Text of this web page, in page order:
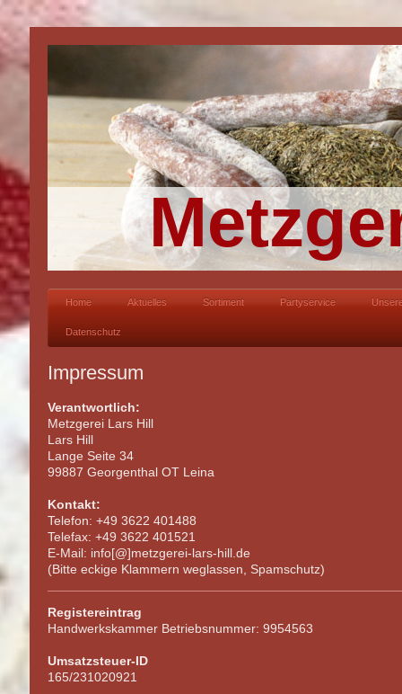
Home Aktuelles Sortiment Partyservice
Datenschutz
Impressum
Verantwortlich:
Metzgerei Lars Hill
Lars Hill
Lange Seite 34
99887 Georgenthal OT Leina
Kontakt:
Telefon: +49 3622 401488
Telefax: +49 3622 401521
E-Mail: info[@]metzgerei-lars-hill.de
(Bitte eckige Klammern weglassen, Spamschutz)
Registereintrag
Handwerkskammer Betriebsnummer: 9954563
Umsatzsteuer-ID
165/231020921